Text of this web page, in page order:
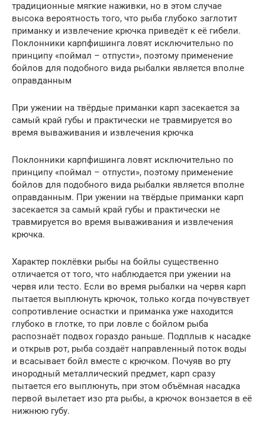
традиционные мягкие наживки, но в этом случае
высока вероятность того, что рыба глубоко заглотит
приманку и извлечение крючка приведёт к её гибели.
Поклонники карпфишинга ловят исключительно по
принципу «поймал – отпусти», поэтому применение
бойлов для подобного вида рыбалки является вполне
оправданным
При ужении на твёрдые приманки карп засекается за
самый край губы и практически не травмируется во
время вываживания и извлечения крючка
Поклонники карпфишинга ловят исключительно по
принципу «поймал – отпусти», поэтому применение
бойлов для подобного вида рыбалки является вполне
оправданным. При ужении на твёрдые приманки карп
засекается за самый край губы и практически не
травмируется во время вываживания и извлечения
крючка.
Характер поклёвки рыбы на бойлы существенно
отличается от того, что наблюдается при ужении на
червя или тесто. Если во время рыбалки на червя карп
пытается выплюнуть крючок, только когда почувствует
сопротивление оснастки и приманка уже находится
глубоко в глотке, то при ловле с бойлом рыба
распознаёт подвох гораздо раньше. Подплыв к насадке
и открыв рот, рыба создаёт направленный поток воды
и всасывает бойл вместе с крючком. Почуяв во рту
инородный металлический предмет, карп сразу
пытается его выплюнуть, при этом объёмная насадка
первой вылетает изо рта рыбы, а крючок вонзается в её
нижнюю губу.